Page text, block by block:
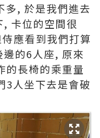
多, 於是我們進去
卡位的空間很
應看到我們打算
的6人座, 原來
的長椅的乘重量
3人坐下去是會破